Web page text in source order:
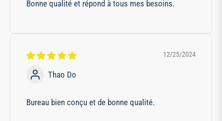
Bonne qualité et répond à tous mes besoins.
12/25/2024
Thao Do
Bureau bien conçu et de bonne qualité.